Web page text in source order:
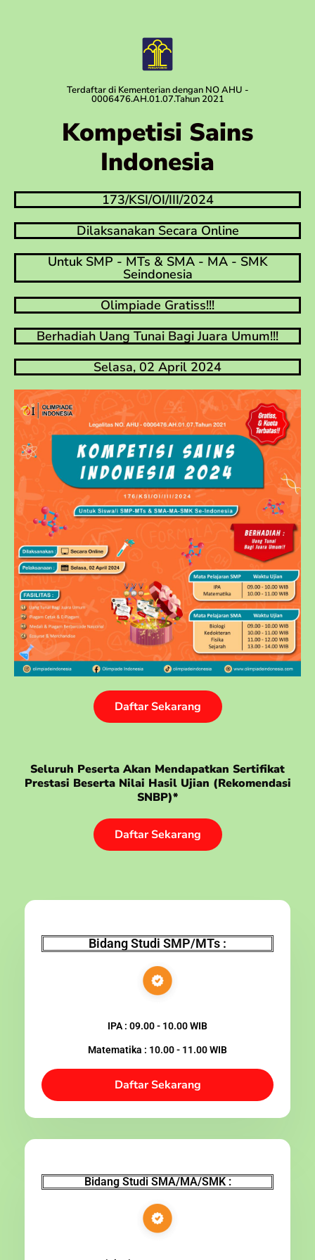
Terdaftar di Kementerian dengan NO AHU -
0006476.AH.01.07.Tahun 2021
Kompetisi Sains
Indonesia
173/KSI/OI/III/2024
Dilaksanakan Secara Online
Untuk SMP - MTs & SMA - MA - SMK
Seindonesia
Olimpiade Gratiss!!!
Berhadiah Uang Tunai Bagi Juara Umum!!!
Selasa, 02 April 2024
Daftar Sekarang
Seluruh Peserta Akan Mendapatkan Sertifikat
Prestasi Beserta Nilai Hasil Ujian (rekomendasi
SNBP)*
Daftar Sekarang
Bidang Studi SMP/MTs :
IPA : 09.00 - 10.00 WIB
Matematika : 10.00 - 11.00 WIB
Daftar Sekarang
Bidang Studi SMA/MA/SMK :